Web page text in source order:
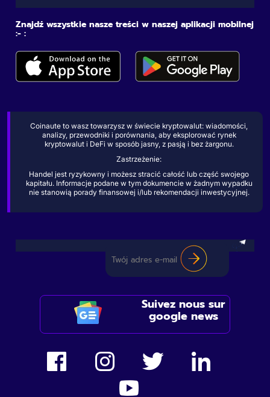
Znajdź wszystkie nasze treści w naszej aplikacji mobilnej
:- :
Coinaute to wasz towarzysz w świecie kryptowalut: wiadomości,
analizy, przewodniki i porównania, aby eksplorować rynek
kryptowalut i DeFi w sposób jasny, z pasją i bez żargonu.
Zastrzeżenie:
Handel jest ryzykowny i możesz stracić całość lub część swojego
kapitału. Informacje podane w tym dokumencie w żadnym wypadku
nie stanowią porady finansowej i/lub rekomendacji inwestycyjnej.
Suivez nous sur
google news